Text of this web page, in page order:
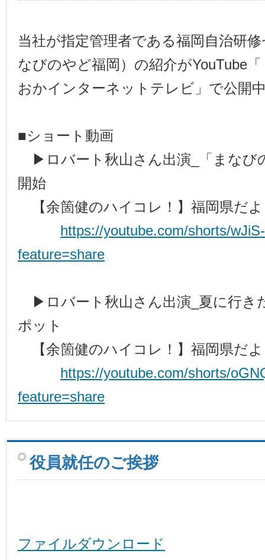
当社が指定管理者である福岡自治研
なびのやど福岡）の紹介がYouTube
おかインターネットテレビ」で公開
■ショート動画
▶ロバート秋山さん出演_「まなび
開始
【余箇健のハイコレ！】福岡県だ
https://youtube.com/shorts/
feature=share
▶ロバート秋山さん出演_夏に行き
ポット
【余箇健のハイコレ！】福岡県だ
https://youtube.com/shorts/
feature=share
役員就任のご挨拶
ファイルダウンロード